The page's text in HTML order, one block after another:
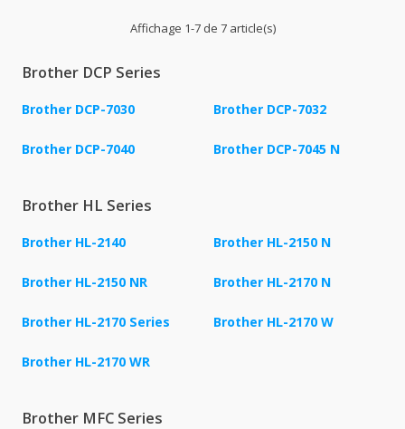
Affichage 1-7 de 7 article(s)
Brother DCP Series
Brother DCP-7030 Brother DCP-7032
Brother DCP-7040 Brother DCP-7045 N
Brother HL Series
Brother HL-2140 Brother HL-2150 N
Brother HL-2150 NR Brother HL-2170 N
Brother HL-2170 Series Brother HL-2170 W
Brother HL-2170 WR
Brother MFC Series